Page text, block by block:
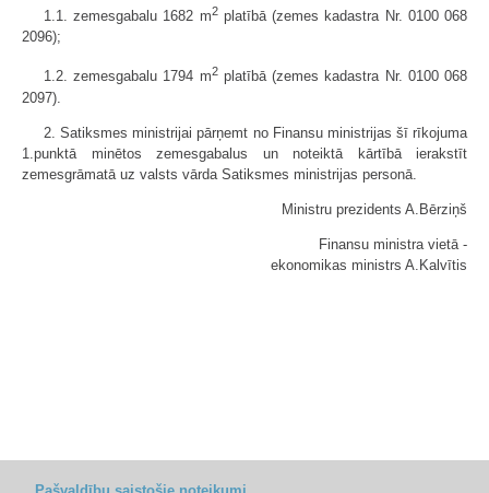
1.1. zemesgabalu 1682 m2platībā (zemes kadastra Nr. 0100 068
2096);
1.2. zemesgabalu 1794 m2platībā (zemes kadastra Nr. 0100 068
2097).
2. Satiksmes ministrijai pārņemt no Finansu ministrijas šī rīkojuma
1.punktā minētos zemesgabalus un noteiktā kārtībā ierakstīt
zemesgrāmatā uz valsts vārda Satiksmes ministrijas personā.
Ministru prezidents A.Bērziņš
Finansu ministra vietā -
ekonomikas ministrs A.Kalvītis